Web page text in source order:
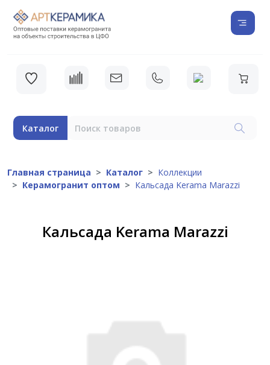
Каталог
Главная страница Каталог
Коллекции
Керамогранит оптом
Кальсада Kerama Marazzi
Кальсада Kerama Marazzi